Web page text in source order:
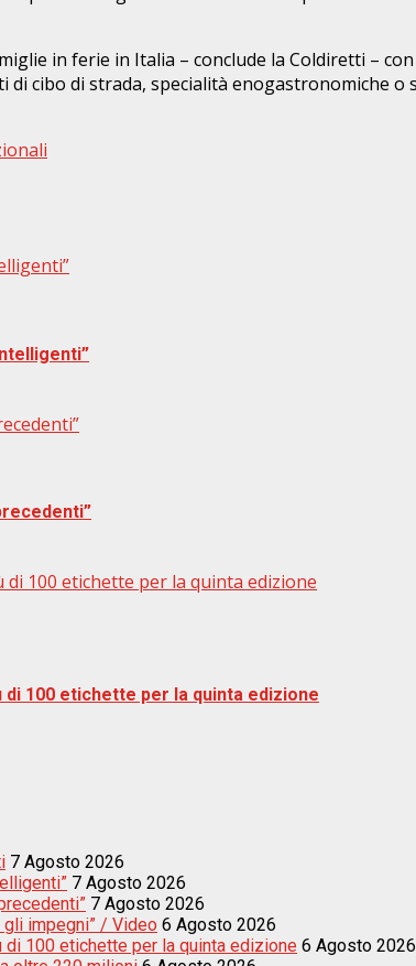
in ferie in Italia – conclude la Coldiretti –
cibo di strada, specialità enogastronomiche o
100 etichette per la quinta edizione
100 etichette per la quinta edizione
7 Agosto 2026
7 Agosto 2026
7 Agosto 2026
impegni” / Video 6 Agosto 2026
di 100 etichette per la quinta edizione 6 Agosto 2026